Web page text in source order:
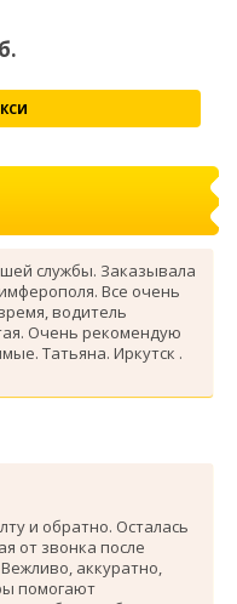
службы. Заказывала
Все очень
водитель
Очень рекомендую
Татьяна. Иркутск .
и обратно. Осталась
от звонка после
аккуратно,
помогают